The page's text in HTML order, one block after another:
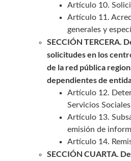
Artículo 10.
Artículo 11.
generales y
SECCIÓN TERCERA.
solicitudes en los
de la red pública
dependientes de
Artículo 12.
Servicios Sociales
Artículo 13.
emisión de
Artículo 14.
SECCIÓN CUARTA.